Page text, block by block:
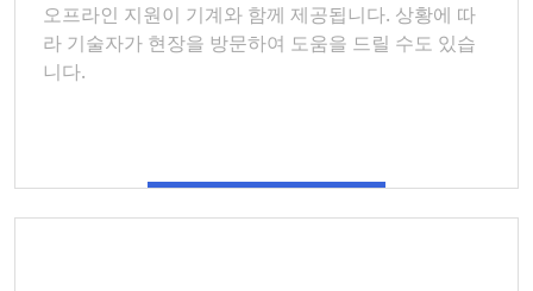
오프라인 지원이 기계와 함께 제공됩니다. 상황에 따
라 기술자가 현장을 방문하여 도움을 드릴 수도 있습
니다.